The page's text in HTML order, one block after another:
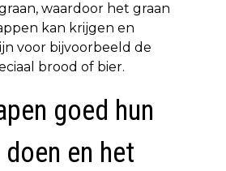
waardoor het graan
kan krijgen en
voor bijvoorbeeld de
brood of bier.
goed hun
en het